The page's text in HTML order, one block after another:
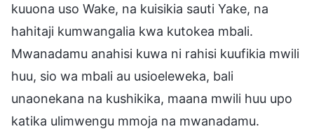
kuuona uso Wake, na kuisikia sauti Yake, na
hahitaji kumwangalia kwa kutokea mbali.
Mwanadamu anahisi kuwa ni rahisi kuufikia mwili
huu, sio wa mbali au usioeleweka, bali
unaonekana na kushikika, maana mwili huu upo
katika ulimwengu mmoja na mwanadamu.